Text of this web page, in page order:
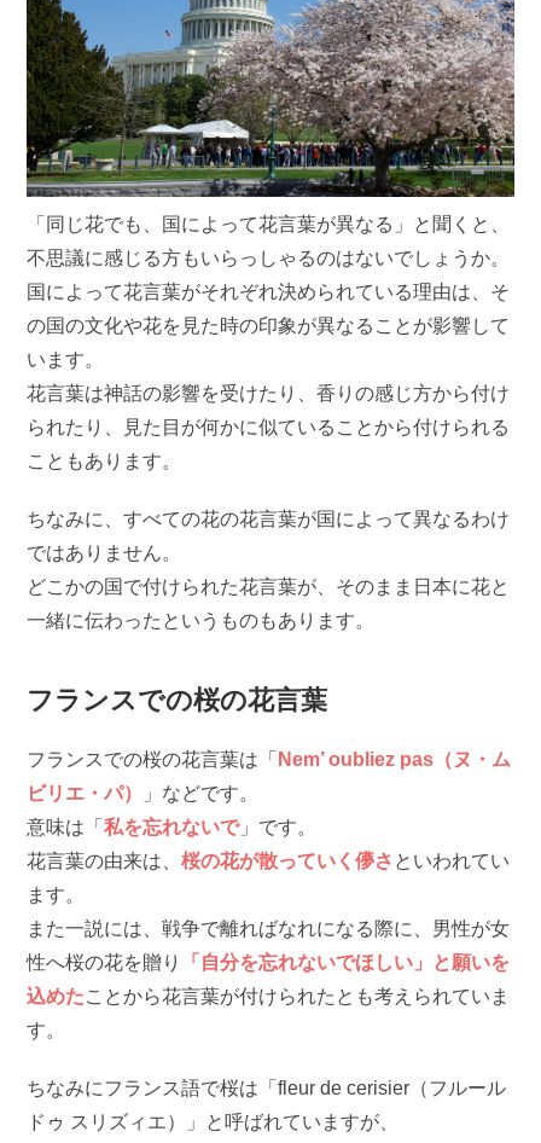
「同じ花でも、国によって花言葉が異なる」と聞くと、
不思議に感じる方もいらっしゃるのはないでしょうか。
国によって花言葉がそれぞれ決められている理由は、そ
の国の文化や花を見た時の印象が異なることが影響して
います。
花言葉は神話の影響を受けたり、香りの感じ方から付け
られたり、見た目が何かに似ていることから付けられる
こともあります。
ちなみに、すべての花の花言葉が国によって異なるわけ
ではありません。
どこかの国で付けられた花言葉が、そのまま日本に花と
一緒に伝わったというものもあります。
フランスでの桜の花言葉
フランスでの桜の花言葉は「 Nem’ oubliez pas（ヌ・ム
ビリエ・パ）
」などです。
意味は「私を忘れないで」です。
花言葉の由来は、桜の花が散っていく儚さ といわれてい
ます。
また一説には、戦争で離ればなれになる際に、男性が女
性へ桜の花を贈り
「自分を忘れないでほしい」と願いを
込めたことから花言葉が付けられたとも考えられていま
す。
ちなみにフランス語で桜は「fleur de cerisier（フルール
ドゥ スリズィエ）」と呼ばれていますが、